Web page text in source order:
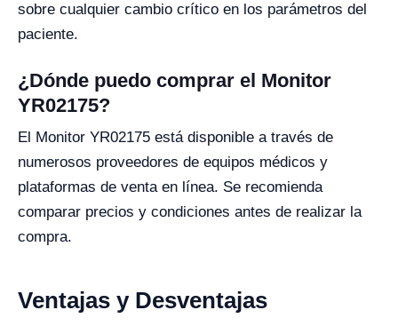
sobre cualquier cambio crítico en los parámetros del
paciente.
¿Dónde puedo comprar el Monitor
YR02175?
El Monitor YR02175 está disponible a través de
numerosos proveedores de equipos médicos y
plataformas de venta en línea. Se recomienda
comparar precios y condiciones antes de realizar la
compra.
Ventajas y Desventajas